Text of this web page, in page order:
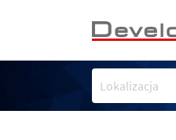
Lokalizacja